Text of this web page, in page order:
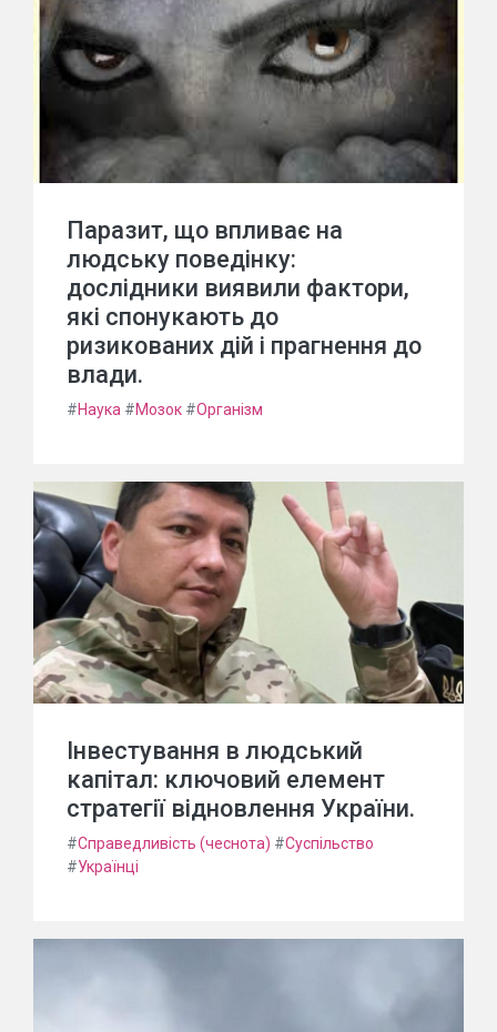
Паразит, що впливає на
людську поведінку:
дослідники виявили фактори,
які спонукають до
ризикованих дій і прагнення до
влади.
#Наука #Мозок #Організм
Інвестування в людський
капітал: ключовий елемент
стратегії відновлення України.
#Справедливість (чеснота) #Суспільство
#Українці